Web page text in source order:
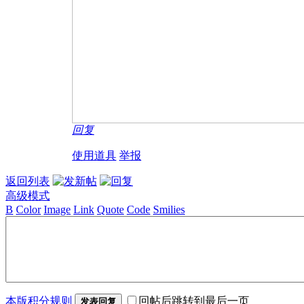
回复
使用道具 举报
返回列表
高级模式
B Color Image Link Quote Code Smilies
本版积分规则 发表回复 回帖后跳转到最后一页